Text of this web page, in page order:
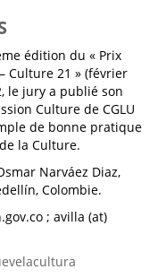
édition du « Prix
Culture 21 » (février
le jury a publié son
Culture de CGLU
de bonne pratique
la Culture.
Narváez Diaz,
Colombie.
; avilla (at)